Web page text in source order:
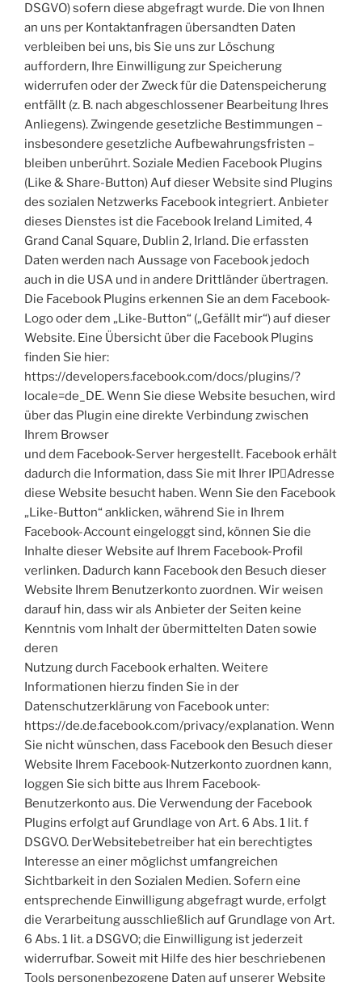
DSGVO) sofern diese abgefragt wurde. Die von Ihnen
an uns per Kontaktanfragen übersandten Daten
verbleiben bei uns, bis Sie uns zur Löschung
auffordern, Ihre Einwilligung zur Speicherung
widerrufen oder der Zweck für die Datenspeicherung
entfällt (z. B. nach abgeschlossener Bearbeitung Ihres
Anliegens). Zwingende gesetzliche Bestimmungen –
insbesondere gesetzliche Aufbewahrungsfristen –
bleiben unberührt. Soziale Medien Facebook Plugins
(Like & Share-Button) Auf dieser Website sind Plugins
des sozialen Netzwerks Facebook integriert. Anbieter
dieses Dienstes ist die Facebook Ireland Limited, 4
Grand Canal Square, Dublin 2, Irland. Die erfassten
Daten werden nach Aussage von Facebook jedoch
auch in die USA und in andere Drittländer übertragen.
Die Facebook Plugins erkennen Sie an dem Facebook-
Logo oder dem „Like-Button“ („Gefällt mir“) auf dieser
Website. Eine Übersicht über die Facebook Plugins
finden Sie hier:
https://developers.facebook.com/docs/plugins/?
locale=de_DE. Wenn Sie diese Website besuchen, wird
über das Plugin eine direkte Verbindung zwischen
Ihrem Browser
und dem Facebook-Server hergestellt. Facebook erhält
dadurch die Information, dass Sie mit Ihrer IP￾Adresse
diese Website besucht haben. Wenn Sie den Facebook
„Like-Button“ anklicken, während Sie in Ihrem
Facebook-Account eingeloggt sind, können Sie die
Inhalte dieser Website auf Ihrem Facebook-Profil
verlinken. Dadurch kann Facebook den Besuch dieser
Website Ihrem Benutzerkonto zuordnen. Wir weisen
darauf hin, dass wir als Anbieter der Seiten keine
Kenntnis vom Inhalt der übermittelten Daten sowie
deren
Nutzung durch Facebook erhalten. Weitere
Informationen hierzu finden Sie in der
Datenschutzerklärung von Facebook unter:
https://de.de.facebook.com/privacy/explanation. Wenn
Sie nicht wünschen, dass Facebook den Besuch dieser
Website Ihrem Facebook-Nutzerkonto zuordnen kann,
loggen Sie sich bitte aus Ihrem Facebook-
Benutzerkonto aus. Die Verwendung der Facebook
Plugins erfolgt auf Grundlage von Art. 6 Abs. 1 lit. f
DSGVO. DerWebsitebetreiber hat ein berechtigtes
Interesse an einer möglichst umfangreichen
Sichtbarkeit in den Sozialen Medien. Sofern eine
entsprechende Einwilligung abgefragt wurde, erfolgt
die Verarbeitung ausschließlich auf Grundlage von Art.
6 Abs. 1 lit. a DSGVO; die Einwilligung ist jederzeit
widerrufbar. Soweit mit Hilfe des hier beschriebenen
Tools personenbezogene Daten auf unserer Website